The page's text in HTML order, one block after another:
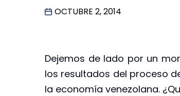
OCTUBRE 2, 2014
Dejemos de lado por un
los resultados del proceso
la economía venezolana.